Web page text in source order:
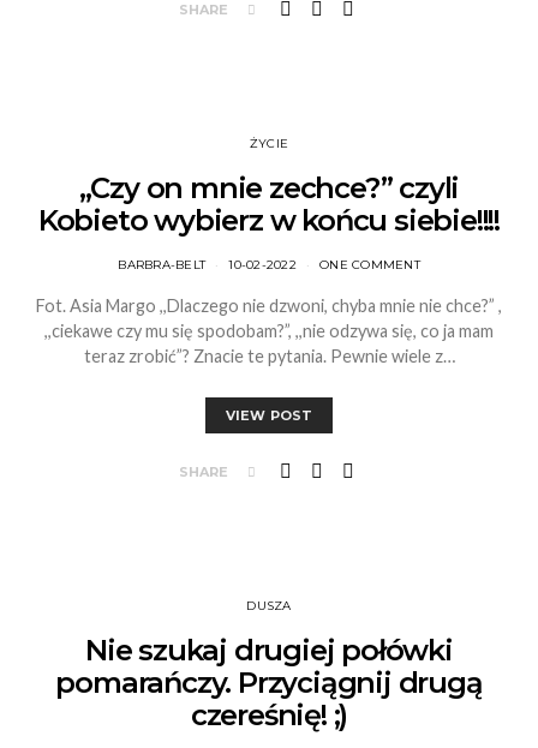
SHARE
ŻYCIE
,,Czy on mnie zechce?” czyli
Kobieto wybierz w końcu siebie!!!!
BARBRA-BELT 10-02-2022 ONE COMMENT
Fot. Asia Margo ,,Dlaczego nie dzwoni, chyba mnie nie chce?” ,
,,ciekawe czy mu się spodobam?”, ,,nie odzywa się, co ja mam
teraz zrobić”? Znacie te pytania. Pewnie wiele z…
VIEW POST
SHARE
DUSZA
Nie szukaj drugiej połówki
pomarańczy. Przyciągnij drugą
czereśnię! ;)